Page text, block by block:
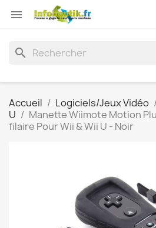

search
Accueil Logiciels/Jeux Vidéo
U
Manette Wiimote Motion
filaire Pour Wii & Wii U - Noir